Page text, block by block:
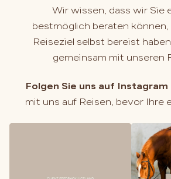
Wir wissen, dass wir Sie
bestmöglich beraten
Reiseziel selbst bereist
gemeinsam mit unseren
Folgen Sie uns auf Instagram
mit uns auf Reisen, bevor Ihre